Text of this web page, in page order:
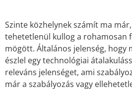
Szinte közhelynek számít ma
tehetetlenül kullog a rohamosan
mögött. Általános jelenség, hogy
észlel egy technológiai
releváns jelenséget, ami
már a szabályozás vagy